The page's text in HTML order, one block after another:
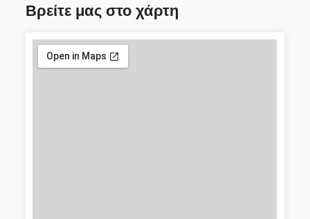
Βρείτε μας στο χάρτη